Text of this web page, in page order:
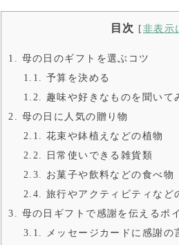
目次 [非表示
1.
母の日のギフトを選ぶコツ
1.1.
予算を決める
1.2.
趣味や好きなものを聞いて
2.
母の日に人気の贈り物
2.1.
花束や鉢植えなどの植物
2.2.
日常使いできる雑貨類
2.3.
お菓子や飲料などの食べ物
2.4.
旅行やアクティビティなど
3.
母の日ギフトで感謝を伝えるポ
3.1.
メッセージカードに感謝の